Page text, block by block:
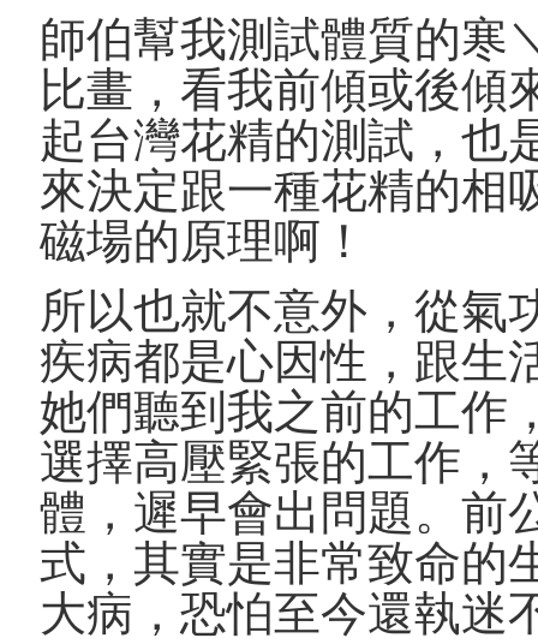
師伯幫我測試體質的寒
比畫，看我前傾或後傾
起台灣花精的測試，也
來決定跟一種花精的相
磁場的原理啊！
所以也就不意外，從氣
疾病都是心因性，跟生
她們聽到我之前的工作
選擇高壓緊張的工作，
體，遲早會出問題。前
式，其實是非常致命的
大病，恐怕至今還執迷